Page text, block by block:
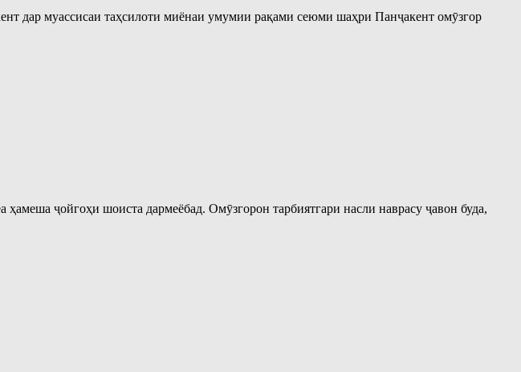
дар муассисаи таҳсилоти миёнаи умумии рақами сеюми шаҳри Панҷакент омӯзгор
ҷойгоҳи шоиста дармеёбад. Омӯзгорон тарбиятгари насли наврасу ҷавон буда,